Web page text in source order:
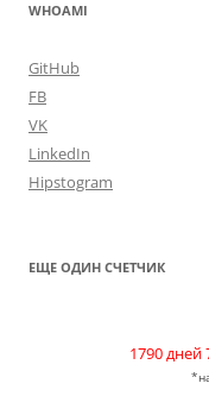
WHOAMI
GitHub
FB
VK
LinkedIn
Hipstogram
ЕЩЕ ОДИН СЧЕТЧИК
1790 дней